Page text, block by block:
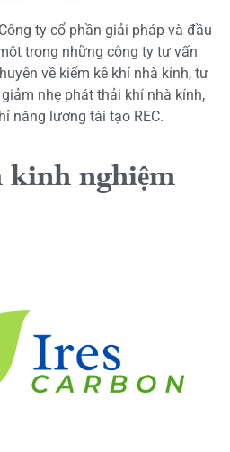
ty cổ phần giải pháp và đầu
trong những công ty tư vấn
về kiểm kê khí nhà kính, tư
nhẹ phát thải khí nhà kính,
năng lượng tái tạo REC.
kinh nghiệm